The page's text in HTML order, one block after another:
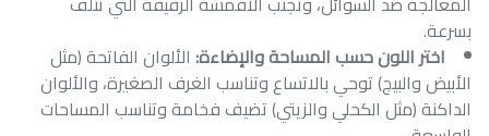
بسرعة.
اختر اللون حسب المساحة والإضاءة: الألوان الفاتحة (مثل
الأبيض والبيج) توحي بالاتساع وتناسب الغرف الصغيرة، والألوان
الداكنة (مثل الكحلي والزيتي) تضيف فخامة وتناسب المساحات